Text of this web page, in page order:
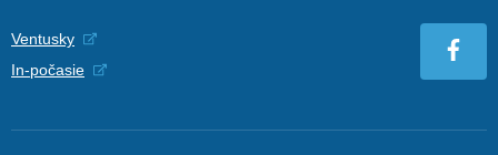
Ventusky
In-počasie